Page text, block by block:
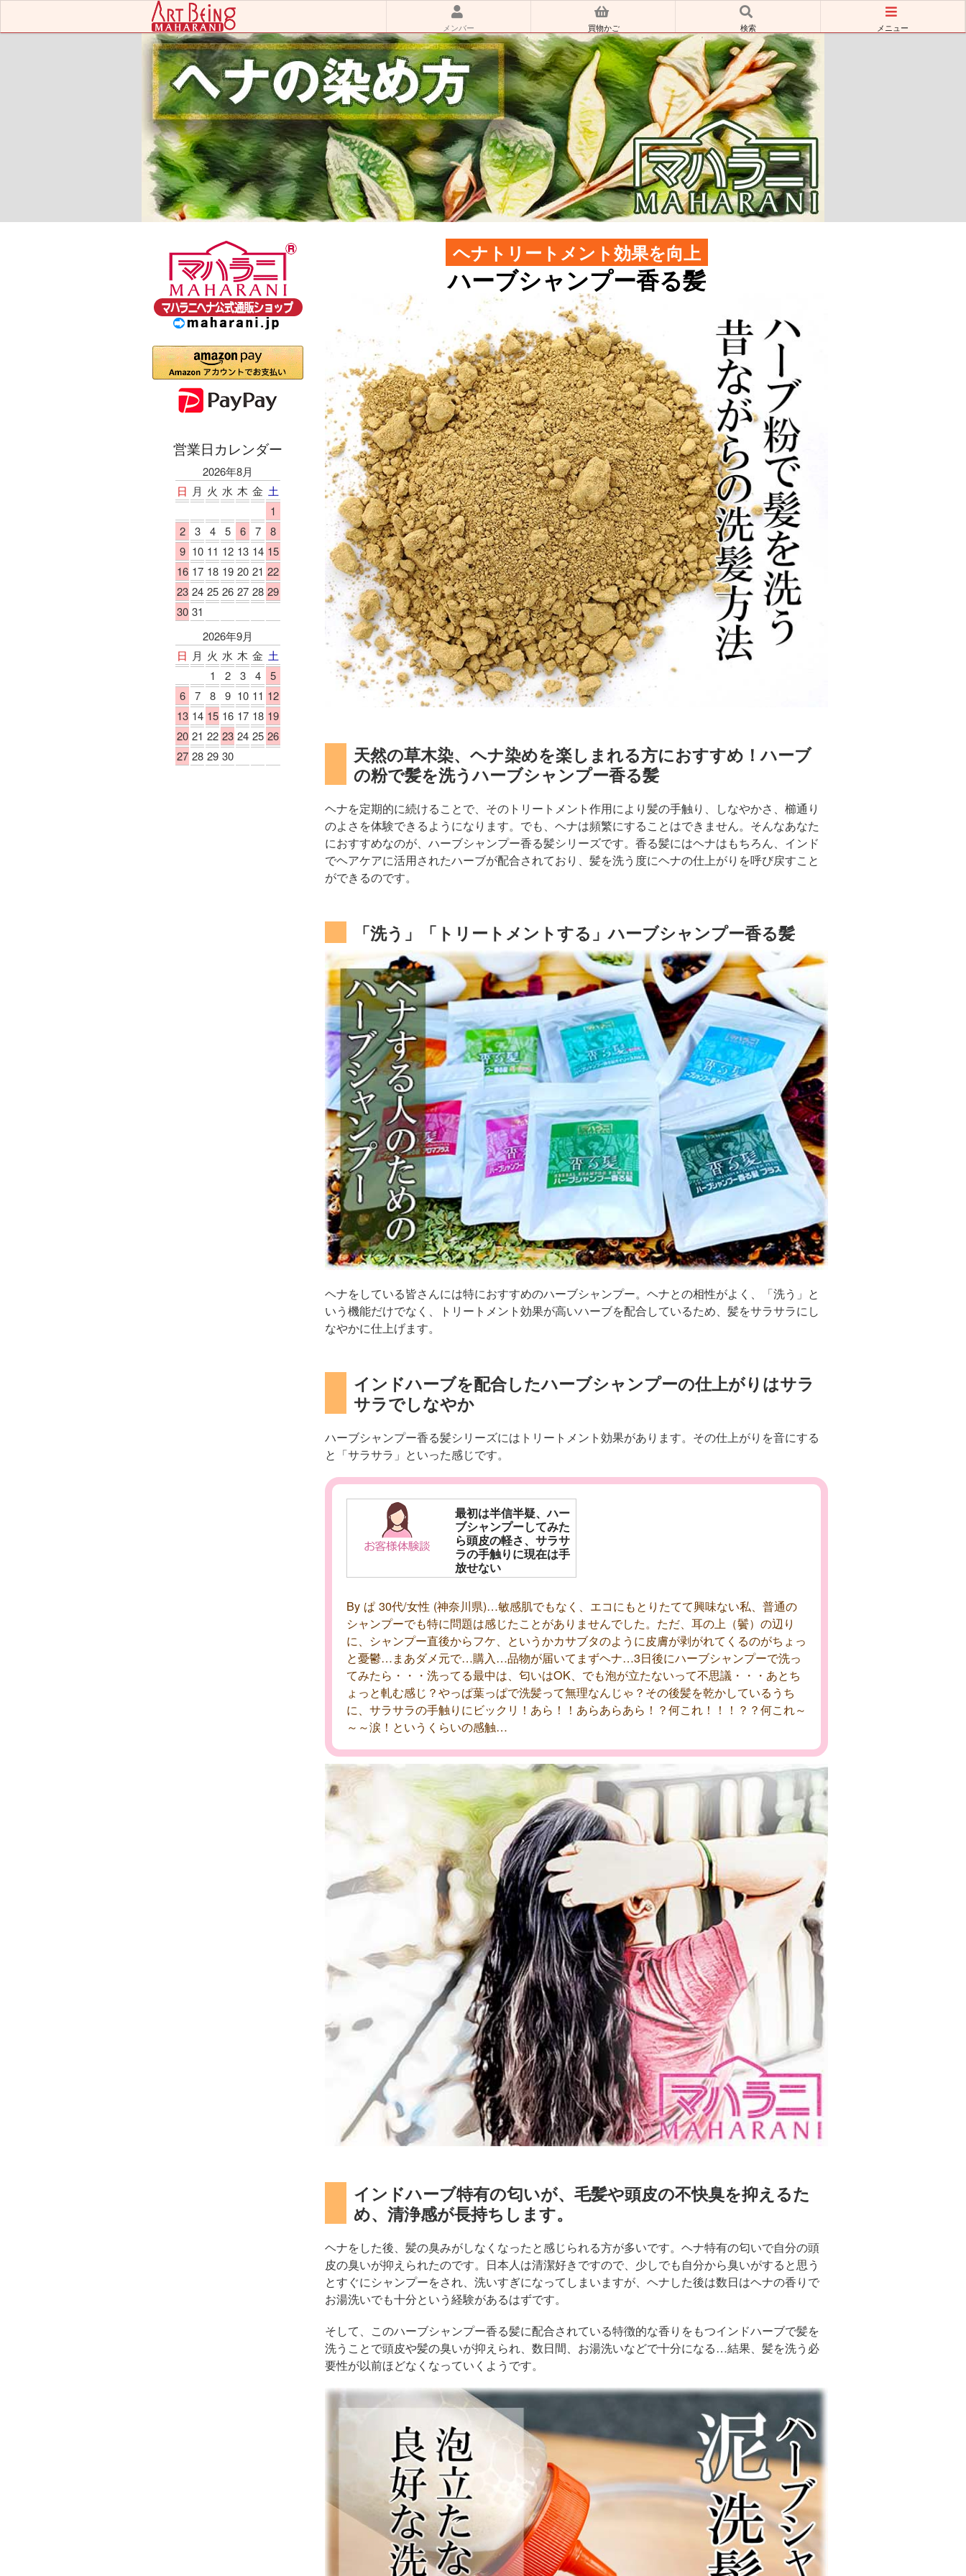
メンバー 買物かご 検索 メニュー
営業日カレンダー
2026年8月
日 月 火 水 木 金 土
1
2
3 4 5 6 7
8
9 10 11 12 13 14 15
16 17 18 19 20 21 22
23 24 25 26 27 28 29
30 31
2026年9月
日 月 火 水 木 金 土
1
2 3 4
5
6
7 8 9 10 11 12
13 14 15 16 17 18 19
20 21 22 23 24 25 26
27 28 29 30
ヘナトリートメント効果を向上
ハーブシャンプー香る髪
天然の草木染、ヘナ染めを楽しまれる方におすすめ！ハーブ
の粉で髪を洗うハーブシャンプー香る髪
ヘナを定期的に続けることで、そのトリートメント作用により髪の手触り、しなやかさ、櫛通り
のよさを体験できるようになります。でも、ヘナは頻繁にすることはできません。そんなあなた
におすすめなのが、ハーブシャンプー香る髪シリーズです。香る髪にはヘナはもちろん、インド
でヘアケアに活用されたハーブが配合されており、髪を洗う度にヘナの仕上がりを呼び戻すこと
ができるのです。
「洗う」「トリートメントする」ハーブシャンプー香る髪
ヘナをしている皆さんには特におすすめのハーブシャンプー。ヘナとの相性がよく、「洗う」と
いう機能だけでなく、トリートメント効果が高いハーブを配合しているため、髪をサラサラにし
なやかに仕上げます。
インドハーブを配合したハーブシャンプーの仕上がりはサラ
サラでしなやか
ハーブシャンプー香る髪シリーズにはトリートメント効果があります。その仕上がりを音にする
と「サラサラ」といった感じです。
最初は半信半疑、ハー
ブシャンプーしてみた
ら頭皮の軽さ、サラサ
ラの手触りに現在は手
放せない
By ぱ 30代/女性 (神奈川県)…敏感肌でもなく、エコにもとりたてて興味ない私、普通の
シャンプーでも特に問題は感じたことがありませんでした。ただ、耳の上（鬢）の辺り
に、シャンプー直後からフケ、というかカサブタのように皮膚が剥がれてくるのがちょっ
と憂鬱…まあダメ元で…購入…品物が届いてまずヘナ…3日後にハーブシャンプーで洗っ
てみたら・・・洗ってる最中は、匂いはOK、でも泡が立たないって不思議・・・あとち
ょっと軋む感じ？やっぱ葉っぱで洗髪って無理なんじゃ？その後髪を乾かしているうち
に、サラサラの手触りにビックリ！あら！！あらあらあら！？何これ！！！？？何これ～
～～涙！というくらいの感触…
インドハーブ特有の匂いが、毛髪や頭皮の不快臭を抑えるた
め、清浄感が長持ちします。
ヘナをした後、髪の臭みがしなくなったと感じられる方が多いです。ヘナ特有の匂いで自分の頭
皮の臭いが抑えられたのです。日本人は清潔好きですので、少しでも自分から臭いがすると思う
とすぐにシャンプーをされ、洗いすぎになってしまいますが、ヘナした後は数日はヘナの香りで
お湯洗いでも十分という経験があるはずです。
そして、このハーブシャンプー香る髪に配合されている特徴的な香りをもつインドハーブで髪を
洗うことで頭皮や髪の臭いが抑えられ、数日間、お湯洗いなどで十分になる…結果、髪を洗う必
要性が以前ほどなくなっていくようです。